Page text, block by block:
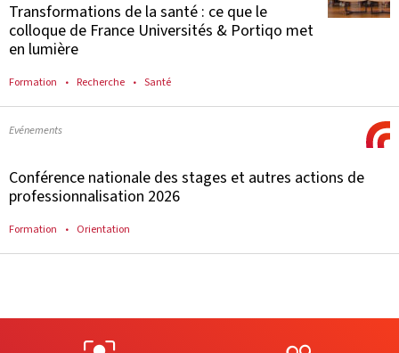
Transformations de la santé : ce que le
colloque de France Universités & Portiqo met
en lumière
Formation Recherche Santé
Evénements
Conférence nationale des stages et autres actions de
professionnalisation 2026
Formation Orientation